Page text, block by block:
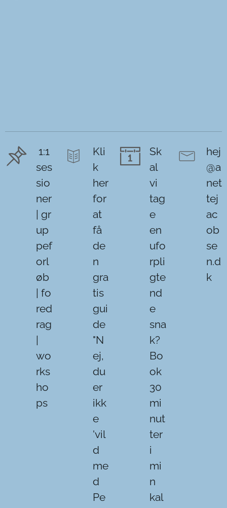
1:1
ses
sio
ner
| gr
up
pef
orl
øb
| fo
red
rag
wo
rks
ho
ps
Kli
k
her
for
at
få
de
n
gra
tis
gui
de
"N
ej,
du
er
ikk
e
'vil
d
me
d
Pe
Sk
al
vi
tag
e
en
ufo
rpli
gte
nd
e
sna
k?
Bo
ok
30
mi
nut
ter
i
mi
n
kal
hej
@a
net
tej
ac
ob
se
n.d
k